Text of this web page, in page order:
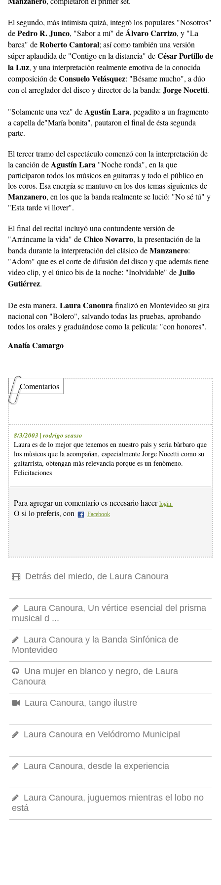
El segundo, más intimista quizá, integró los populares "Nosotros"
dePedro R. Junco, "Sabor a mí" deÁlvaro Carrizo, y "La
barca" deRoberto Cantoral; así como también una versión
súper aplaudida de "Contigo en la distancia" deCésar Portillo de
la Luz, y una interpretación realmente emotivade la conocida
composición deConsuelo Velásquez: "Bésame mucho", a dúo
con el arreglador del disco y director de la banda: Jorge Nocetti.
"Solamente una vez" deAgustín Lara, pegadito a un fragmento
a capella de"María bonita", pautaron el final de ésta segunda
parte.
El tercer tramo del espectáculo comenzó con la interpretación de
la canción deAgustín Lara "Noche ronda", en la que
participaron todos los músicos en guitarras y todo el público en
los coros. Esa energía se mantuvo en los dos temas siguientes de
Manzanero, en los que la banda realmente se lució: "No sé tú" y
"Esta tarde vi llover".
El final del recital incluyó una contundente versión de
"Arráncame la vida" deChico Novarro, la presentación de la
bandadurante la interpretación del clásico deManzanero:
"Adoro" que es el corte de difusión del disco y que además tiene
video clip, y el único bis de la noche: "Inolvidable" deJulio
Gutiérrez.
De esta manera, Laura Canourafinalizó en Montevideo su gira
nacional con "Bolero", salvando todas las pruebas, aprobando
todos los orales y graduándose como la película: "con honores".
Analía Camargo
Comentarios
8/3/2003 | rodrigo scasso
Laura es de lo mejor que tenemos en nuestro paìs y serìa bàrbaro que
los mùsicos que la acompañan, especialmente Jorge Nocetti como su
guitarrista, obtengan màs relevancia porque es un fenòmeno.
Felicitaciones
Para agregar un comentario es necesario hacer login.
O si lo preferís, con Facebook
Detrás del miedo, de Laura Canoura
Laura Canoura, Un vértice esencial del prisma
musical d ...
Laura Canoura y la Banda Sinfónica de
Montevideo
Una mujer en blanco y negro, de Laura
Canoura
Laura Canoura, tango ilustre
Laura Canoura en Velódromo Municipal
Laura Canoura, desde la experiencia
Laura Canoura, juguemos mientras el lobo no
está